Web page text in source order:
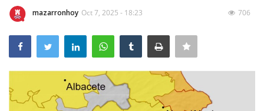
Noticias
Mazarrón Hoy
Entrevistas
Reportajes
mazarronhoy Oct 7, 2025 - 18:23 706